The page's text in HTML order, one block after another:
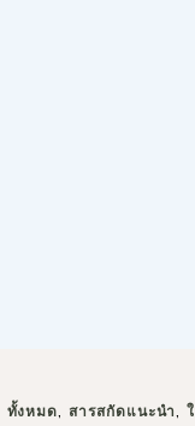
ทั้งหมด สารสกัดแนะนำ